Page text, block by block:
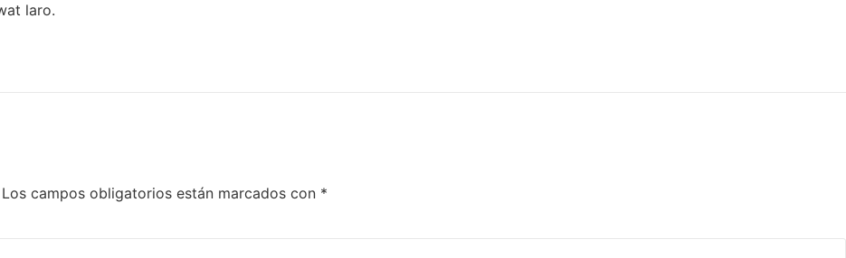
laro.
Los campos obligatorios están marcados con *